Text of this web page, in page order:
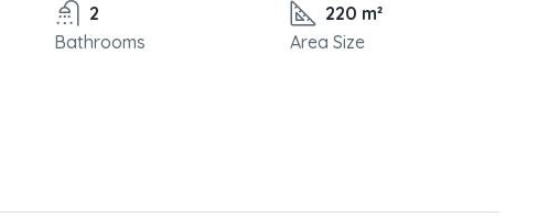
2
Bathrooms
220 m²
Area Size